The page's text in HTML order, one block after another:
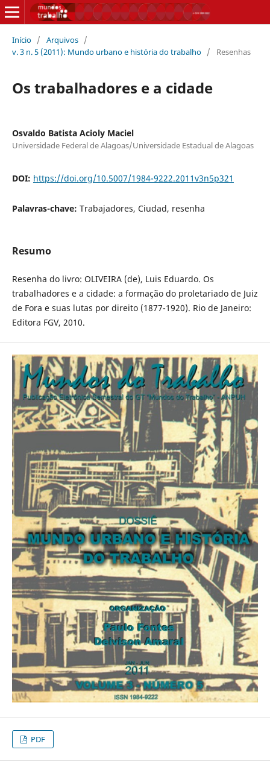
Início / Arquivos /
v. 3 n. 5 (2011): Mundo urbano e história do trabalho / Resenhas
Os trabalhadores e a cidade
Osvaldo Batista Acioly Maciel
Universidade Federal de Alagoas/Universidade Estadual de Alagoas
DOI: https://doi.org/10.5007/1984-9222.2011v3n5p321
Palavras-chave: Trabajadores, Ciudad, resenha
Resumo
Resenha do livro: OLIVEIRA (de), Luis Eduardo. Os
trabalhadores e a cidade: a formação do proletariado de Juiz
de Fora e suas lutas por direito (1877-1920). Rio de Janeiro:
Editora FGV, 2010.
PDF